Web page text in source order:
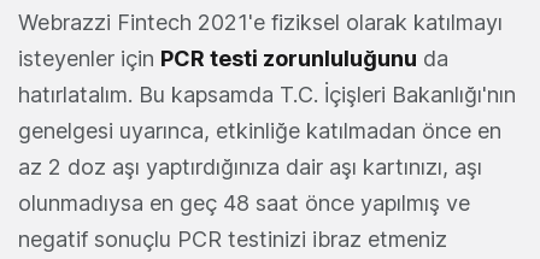
Webrazzi Fintech 2021'e fiziksel olarak katılmayı
isteyenler için PCR testi zorunluluğunu da
hatırlatalım. Bu kapsamda T.C. İçişleri Bakanlığı'nın
genelgesi uyarınca, etkinliğe katılmadan önce en
az 2 doz aşı yaptırdığınıza dair aşı kartınızı, aşı
olunmadıysa en geç 48 saat önce yapılmış ve
negatif sonuçlu PCR testinizi ibraz etmeniz